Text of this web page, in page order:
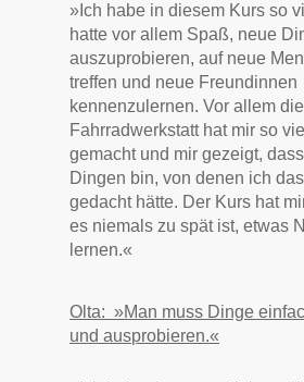
»Ich habe in diesem Kurs so
hatte vor allem Spaß, neue
auszuprobieren, auf neue
treffen und neue Freundinnen
kennenzulernen. Vor allem die
Fahrradwerkstatt hat mir so
gemacht und mir gezeigt,
Dingen bin, von denen ich
gedacht hätte. Der Kurs hat
es niemals zu spät ist, etwas
lernen.«
Olta: »Man muss Dinge
und ausprobieren.«